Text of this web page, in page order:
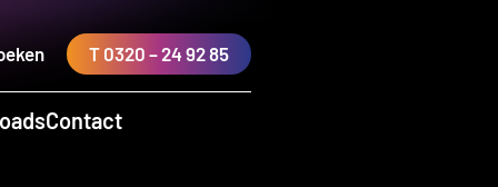
T 0320 – 24 92 85
Contact